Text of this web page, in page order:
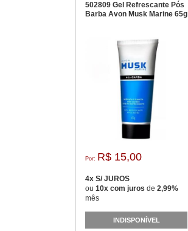
502809 Gel Refrescante Pós
Barba Avon Musk Marine 65g
Por: R$ 15,00
4x S/ JUROS
ou 10x com juros de 2,99%
mês
INDISPONÍVEL